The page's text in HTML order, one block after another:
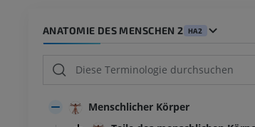
ANATOMIE DES MENSCHEN 2 HA2
Menschlicher Körper